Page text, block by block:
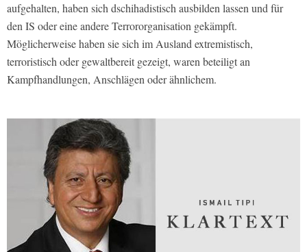
aufgehalten, haben sich dschihadistisch ausbilden lassen und für
den IS oder eine andere Terrororganisation gekämpft.
Möglicherweise haben sie sich im Ausland extremistisch,
terroristisch oder gewaltbereit gezeigt, waren beteiligt an
Kampfhandlungen, Anschlägen oder ähnlichem.